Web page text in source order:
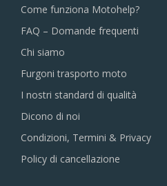
Come funziona Motohelp?
FAQ – Domande frequenti
Chi siamo
Furgoni trasporto moto
I nostri standard di qualità
Dicono di noi
Condizioni, Termini & Privacy
Policy di cancellazione